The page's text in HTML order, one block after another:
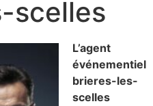
scelles
L’agent
événementiel
brieres-les-
scelles